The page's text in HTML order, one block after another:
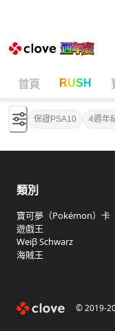
首頁 RUSH
保證PSA10 4週年
類別
寶可夢（Pokémon）卡
遊戲王
Weiβ Schwarz
海賊王
© 2019-